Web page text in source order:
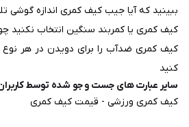
ببینید که آیا جیب کیف کمری اندازه گوشی
کیف کمری یا کمربند سنگین انتخاب
کیف کمری ضدآب را برای دویدن در هر نوع
کنید
سایر عبارت های جست و جو شده توسط
کیف کمری ورزشی - قیمت کیف کمری